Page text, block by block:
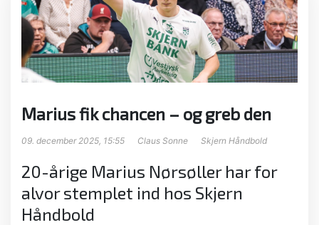
Marius fik chancen – og greb den
09. december 2025, 15:55 Claus Sonne Skjern Håndbold
20-årige Marius Nørsøller har for
alvor stemplet ind hos Skjern
Håndbold